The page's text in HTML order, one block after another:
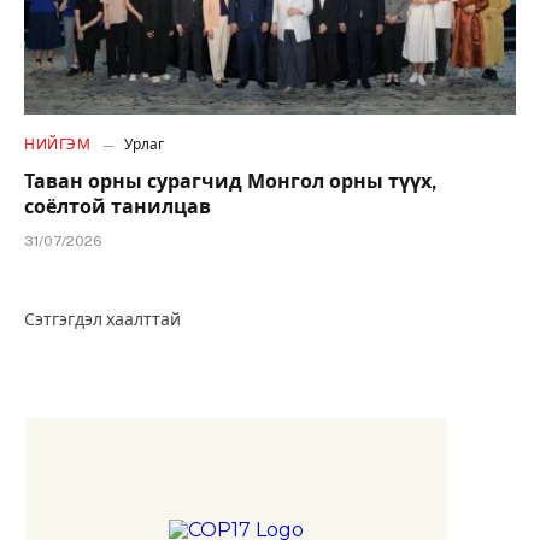
НИЙГЭМ Урлаг
Таван орны сурагчид Монгол орны түүх,
соёлтой танилцав
31/07/2026
Сэтгэгдэл хаалттай